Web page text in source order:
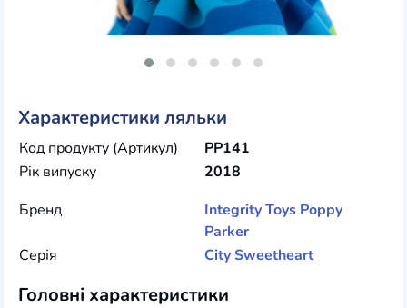
Характеристики ляльки
Код продукту (Артикул)
PP141
Рік випуску
2018
Бренд
Integrity Toys Poppy
Parker
Серія
City Sweetheart
Головні характеристики